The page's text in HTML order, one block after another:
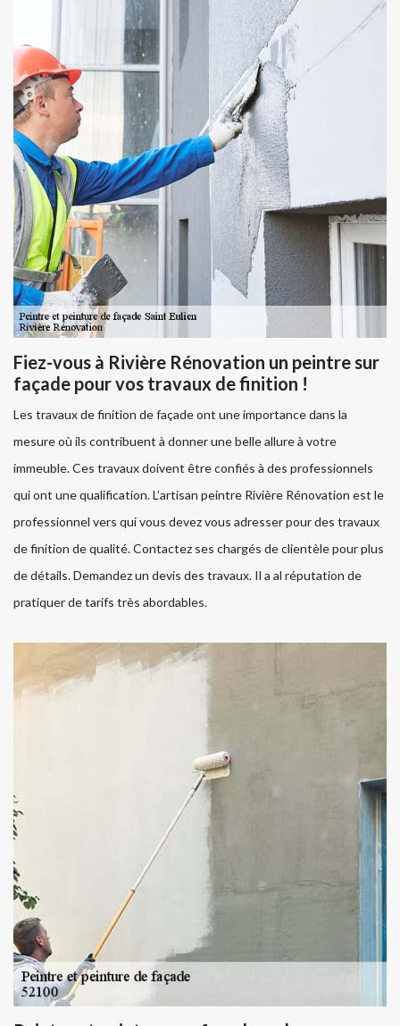
Fiez-vous à Rivière Rénovation un peintre sur
façade pour vos travaux de finition !
Les travaux de finition de façade ont une importance dans la
mesure où ils contribuent à donner une belle allure à votre
immeuble. Ces travaux doivent être confiés à des professionnels
qui ont une qualification. L’artisan peintre Rivière Rénovation est le
professionnel vers qui vous devez vous adresser pour des travaux
de finition de qualité. Contactez ses chargés de clientèle pour plus
de détails. Demandez un devis des travaux. Il a al réputation de
pratiquer de tarifs très abordables.